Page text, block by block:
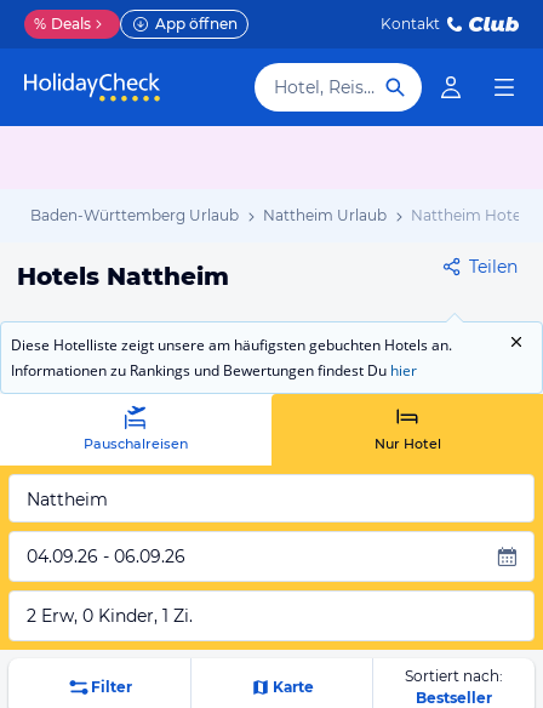
% Deals App öffnen Kontakt
Hotel, Reiseziel
Baden-Württemberg Urlaub Nattheim Urlaub Nattheim Hotels
Hotels Nattheim Teilen
Diese Hotelliste zeigt unsere am häufigsten gebuchten Hotels an.
Informationen zu Rankings und Bewertungen findest Du hier
Pauschalreisen Nur Hotel
Nattheim
04.09.26 - 06.09.26
2 Erw, 0 Kinder, 1 Zi.
Filter Karte
Sortiert nach:
Bestseller